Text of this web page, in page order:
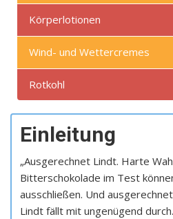
Körperlotionen
Wind- und Wettercremes
Rotkohl
Einleitung
„Ausgerechnet Lindt. Harte
Bitterschokolade im Test
ausschließen. Und
Lindt fällt mit ungenügend